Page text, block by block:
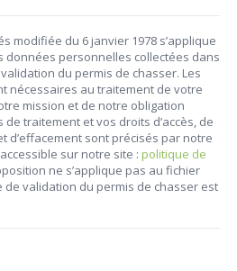
modifiée du 6 janvier 1978 s’applique
données personnelles collectées dans
du permis de chasser. Les
nécessaires au traitement de votre
mission et de notre obligation
traitement et vos droits d’accès, de
d’effacement sont précisés par notre
sur notre site : politique de
ne s’applique pas au fichier
de validation du permis de chasser est